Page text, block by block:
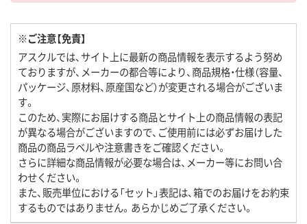
※ご注意【免責】
アスクルでは、サイト上に最新の商品情報を表示するよう努め
ておりますが、メーカーの都合等により、商品規格・仕様（容量、
パッケージ、原材料、原産国など）が変更される場合がございま
す。
このため、実際にお届けする商品とサイト上の商品情報の表記
が異なる場合がございますので、ご使用前には必ずお届けした
商品の商品ラベルや注意書きをご確認ください。
さらに詳細な商品情報が必要な場合は、メーカー等にお問い合
わせください。
また、販売単位における「セット」表記は、箱でのお届けをお約束
するものではありません。あらかじめご了承ください。